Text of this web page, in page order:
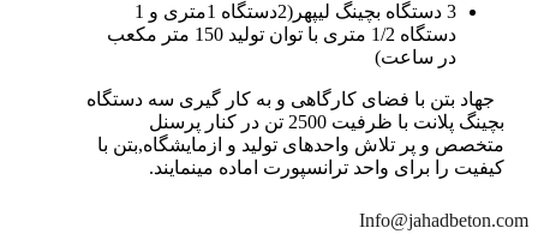
3 دستگاه بچینگ لیپهر(2دستگاه 1متری و 1
دستگاه 1/2 متری با توان تولید 150 متر مکعب
در ساعت)
جهاد بتن با فضای کارگاهی و به کار گیری سه دستگاه
بچینگ پلانت با ظرفیت 2500 تن در کنار پرسنل
متخصص و پر تلاش واحدهای تولید و ازمایشگاه,بتن با
کیفیت را برای واحد ترانسپورت اماده مینمایند.
Info@jahadbeton.com